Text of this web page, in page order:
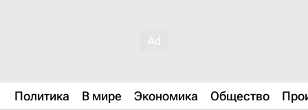
Политика В мире Экономика Общество